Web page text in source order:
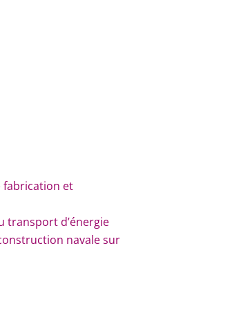
fabrication et
transport d’énergie
navale sur
technique,